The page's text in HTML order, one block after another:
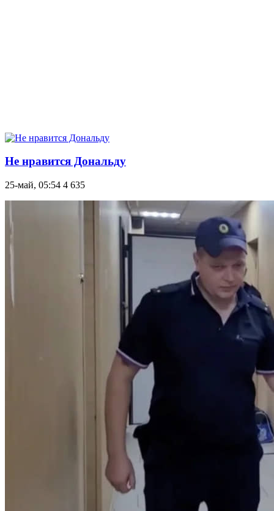
Не нравится Дональду
25-май, 05:54 4 635